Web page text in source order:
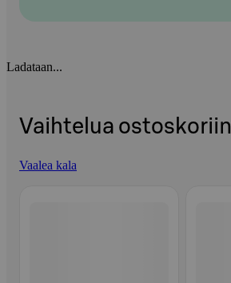
Ladataan...
Vaihtelua ostoskoriin
Vaalea kala